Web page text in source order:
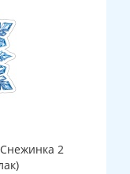
2